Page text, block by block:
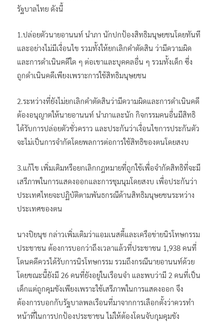
รัฐบาลไทย ดังนี้
1.ปล่อยตัวนายอานนท์ นำภา นักปกป้องสิทธิมนุษยชนโดยทันที
และอย่างไม่มีเงื่อนไข รวมทั้งให้ยกเลิกคำตัดสิน ว่ามีความผิด
และการดำเนินคดีใด ๆ ต่อเขาและบุคคลอื่น ๆ รวมทั้งเด็ก ซึ่ง
ถูกดำเนินคดีเพียงเพราะการใช้สิทธิมนุษยชน
2.ระหว่างที่ยังไม่ยกเลิกคำตัดสินว่ามีความผิดและการดำเนินคดี
ต้องอนุญาตให้นายอานนท์ นำภาและนัก กิจกรรมคนอื่นมีสิทธิ
ได้รับการปล่อยตัวชั่วคราว และประกันว่าเงื่อนไขการประกันตัว
จะไม่เป็นการจำกัดโดยพลการต่อการใช้สิทธิของตนโดยสงบ
3.แก้ไข เพิ่มเติมหรือยกเลิกกฎหมายที่ถูกใช้เพื่อจำกัดสิทธิที่จะมี
เสรีภาพในการแสดงออกและการชุมนุมโดยสงบ เพื่อประกันว่า
ประเทศไทยจะปฏิบัติตามพันธกรณีด้านสิทธิมนุษยชนระหว่าง
ประเทศของตน
นางปิยนุช กล่าวเพิ่มเติมว่าแอมเนสตี้และเครือข่ายนิรโทษกรรม
ประชาชน ต้องการบอกว่าถึงเวลาแล้วที่ประชาชน 1,938 คนที่
โดนคดีควรได้รับการนิรโทษกรรม รวมถึงกรณีนายอานนท์ด้วย
โดยขณะนี้ยังมี 26 คนที่ยังอยู่ในเรือนจำ และพบว่ามี 2 คนที่เป็น
เด็กแต่ถูกคุมขังเพียงเพราะใช้เสรีภาพในการแสดงออก จึง
ต้องการบอกกับรัฐบาลพลเรือนที่มาจากการเลือกตั้งว่าควรทำ
หน้าที่ในการปกป้องประชาชน ไม่ให้ต้องโดนจับกุมคุมขัง